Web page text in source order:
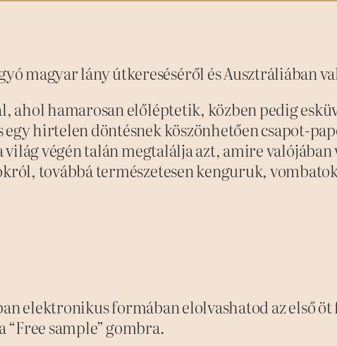
magyar lány útkereséséről és Ausztráliában
hamarosan előléptetik, közben pedig
egy hirtelen döntésnek köszönhetően csapot-
végén talán megtalálja azt, amire
továbbá természetesen kenguruk,
elektronikus formában elolvashatod az első
sample” gombra.